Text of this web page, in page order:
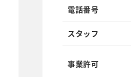
電話番号
スタッフ
事業許可